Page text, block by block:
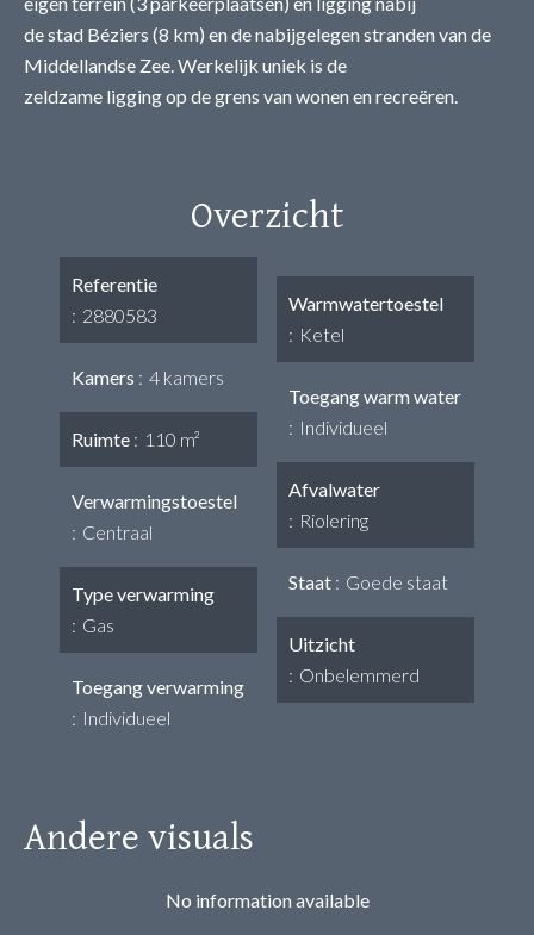
de stad Béziers (8 km) en de nabijgelegen stranden van de
Middellandse Zee. Werkelijk uniek is de
zeldzame ligging op de grens van wonen en recreëren.
Overzicht
Referentie
2880583
Kamers 4 kamers
Ruimte 110 m²
Verwarmingstoestel
Centraal
Type verwarming
Gas
Toegang verwarming
Individueel
Warmwatertoestel
Ketel
Toegang warm water
Individueel
Afvalwater
Riolering
Staat Goede staat
Uitzicht
Onbelemmerd
Andere visuals
No information available